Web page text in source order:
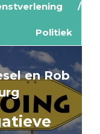
Politiek
en Rob